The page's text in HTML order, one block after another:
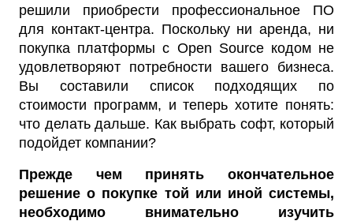
решили приобрести профессиональное ПО
для контакт-центра. Поскольку ни аренда, ни
покупка платформы с Open Source кодом не
удовлетворяют потребности вашего бизнеса.
Вы составили список подходящих по
стоимости программ, и теперь хотите понять:
что делать дальше. Как выбрать софт, который
подойдет компании?
Прежде чем принять окончательное
решение о покупке той или иной системы,
необходимо внимательно изучить